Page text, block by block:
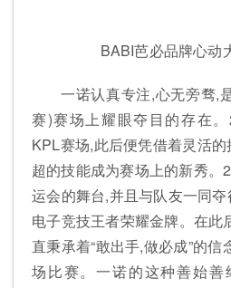
BABI芭必品牌心
一诺认真专注,心无旁骛,
赛)赛场上耀眼夺目的存在
KPL赛场,此后便凭借着灵活
超的技能成为赛场上的新秀。
运会的舞台,并且与队友一同
电子竞技王者荣耀金牌。在此
直秉承着“敢出手,做必成”的
场比赛。一诺的这种善始